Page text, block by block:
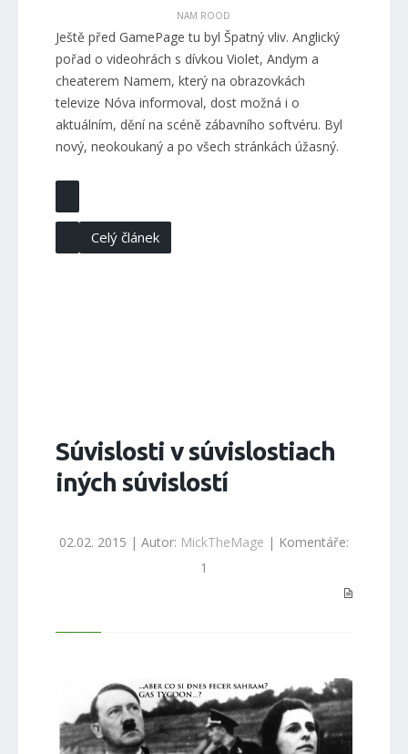
NAM ROOD
Ještě před GamePage tu byl Špatný vliv. Anglický
pořad o videohrách s dívkou Violet, Andym a
cheaterem Namem, který na obrazovkách
televize Nóva informoval, dost možná i o
aktuálním, dění na scéně zábavního softvéru. Byl
nový, neokoukaný a po všech stránkách úžasný.
Celý článek
Súvislosti v súvislostiach
iných súvislostí
02.02. 2015 | Autor: MickTheMage | Komentáře:
1